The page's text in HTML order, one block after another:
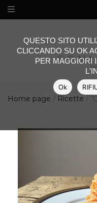
Home page / Ricette /
QUESTO SITO
CLICCANDO SU OK
PER MAGGIORI
Ok